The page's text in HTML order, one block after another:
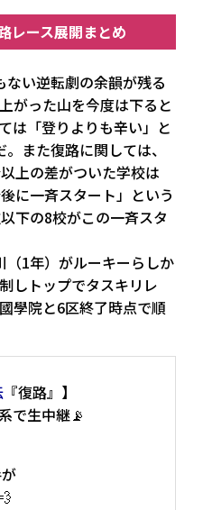
レース展開まとめ
い逆転劇の余韻が残る
がった山を今度は下ると
は「登りよりも辛い」と
また復路に関しては、
上の差がついた学校は
に一斉スタート」という
下の8校がこの一斉スタ
（1年）がルーキーらしか
しトップでタスキリレ
學院と6区終了時点で順
『復路』】
で生中継📡